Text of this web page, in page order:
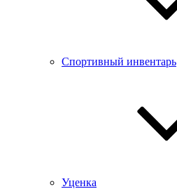
Спортивный инвентарь
Уценка